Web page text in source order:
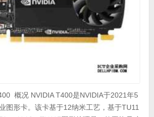
概况 NVIDIA T400是NVIDIA于2021年5
图形卡。该卡基于12纳米工艺，基于TU11